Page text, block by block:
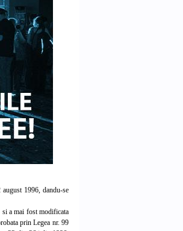
1996, dandu-se
a mai fost modificata
prin Legea nr. 99